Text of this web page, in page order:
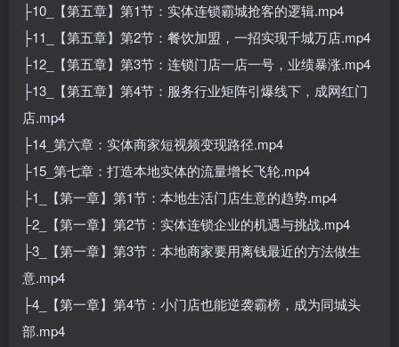
├10_【第五章】第1节：实体连锁霸城抢客的逻辑.mp4
├11_【第五章】第2节：餐饮加盟，一招实现千城万店.mp4
├12_【第五章】第3节：连锁门店一店一号，业绩暴涨.mp4
├13_【第五章】第4节：服务行业矩阵引爆线下，成网红门
店.mp4
├14_第六章：实体商家短视频变现路径.mp4
├15_第七章：打造本地实体的流量增长飞轮.mp4
├1_【第一章】第1节：本地生活门店生意的趋势.mp4
├2_【第一章】第2节：实体连锁企业的机遇与挑战.mp4
├3_【第一章】第3节：本地商家要用离钱最近的方法做生
意.mp4
├4_【第一章】第4节：小门店也能逆袭霸榜，成为同城头
部.mp4